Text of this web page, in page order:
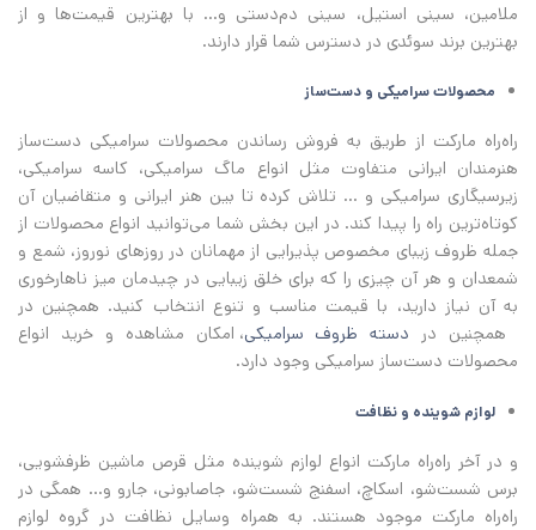
ملامین، سینی استیل، سینی دم‌دستی و... با بهترین قیمت‌ها و از
بهترین برند سوئدی در دسترس شما قرار دارند.
محصولات سرامیکی و دست‌ساز
راه‌راه مارکت از طریق به فروش رساندن محصولات سرامیکی دست‌ساز
هنرمندان ایرانی متفاوت مثل انواع ماگ سرامیکی، کاسه سرامیکی،
زیرسیگاری سرامیکی و ... تلاش کرده تا بین هنر ایرانی و متقاضیان آن
کوتاه‌ترین راه را پیدا کند. در این بخش شما می‌توانید انواع محصولات از
جمله ظروف زیبای مخصوص پذیرایی از مهمانان در روزهای نوروز، شمع و
شمعدان و هر آن چیزی را که برای خلق زیبایی در چیدمان میز ناهارخوری
به آن نیاز دارید، با قیمت مناسب و تنوع انتخاب کنید. همچنین در
همچنین در دسته ظروف سرامیکی، امکان مشاهده و خرید انواع
محصولات دست‌ساز سرامیکی وجود دارد.
لوازم شوینده و نظافت
و در آخر راه‌راه مارکت انواع لوازم شوینده مثل قرص ماشین ظرفشویی،
برس شست‌شو، اسکاچ، اسفنج شست‌شو، جاصابونی، جارو و... همگی در
راه‌راه مارکت موجود هستند. به همراه وسایل نظافت در گروه لوازم